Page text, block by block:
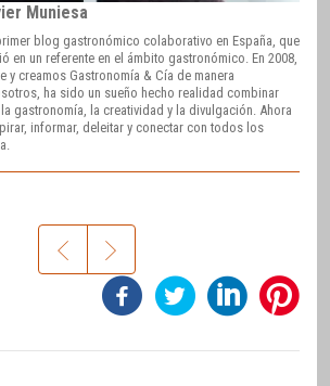
Muniesa
blog gastronómico colaborativo en España, que
en un referente en el ámbito gastronómico. En 2008,
y creamos Gastronomía & Cía de manera
ha sido un sueño hecho realidad combinar
gastronomía, la creatividad y la divulgación. Ahora
informar, deleitar y conectar con todos los